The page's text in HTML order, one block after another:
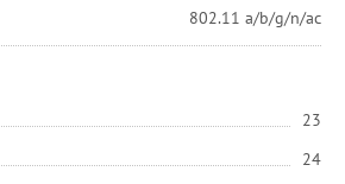
802.11 a/b/g/n/ac
23
24